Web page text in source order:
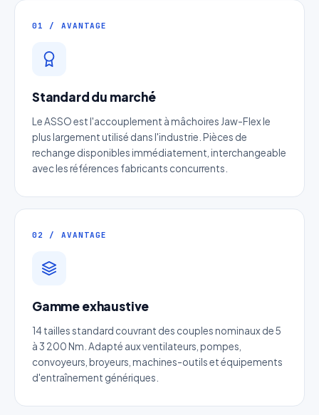
01 / AVANTAGE
Standard du marché
Le ASSO est l'accouplement à mâchoires Jaw-Flex le
plus largement utilisé dans l'industrie. Pièces de
rechange disponibles immédiatement, interchangeable
avec les références fabricants concurrents.
02 / AVANTAGE
Gamme exhaustive
14 tailles standard couvrant des couples nominaux de 5
à 3 200 Nm. Adapté aux ventilateurs, pompes,
convoyeurs, broyeurs, machines-outils et équipements
d'entraînement génériques.
Devis Tendeurs automatiques
Réponse sous 24h — Sans engagement
Nom complet*